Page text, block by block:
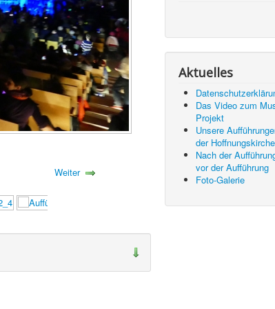
Weiter
Aktuelles
Das Video zum
Projekt
Unsere
der Hoffnungskirche
Nach der
vor der Aufführung
Foto-Galerie